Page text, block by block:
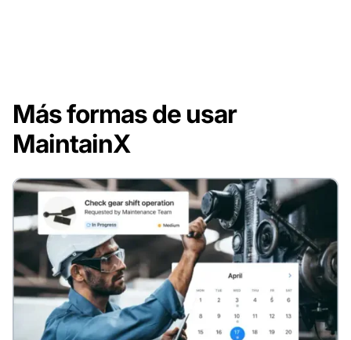
Más formas de usar
MaintainX